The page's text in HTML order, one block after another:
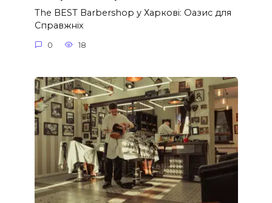
The BEST Barbershop у Харкові: Оазис для
Справжніх
0 18